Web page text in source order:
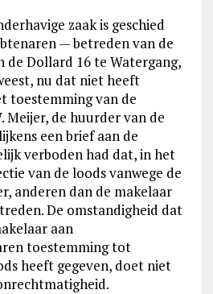
zaak is geschied
— betreden van de
de Dollard 16 te Watergang,
nu dat niet heeft
toestemming van de
Meijer, de huurder van de
een brief aan de
verboden had dat, in het
van de loods vanwege de
anderen dan de makelaar
De omstandigheid dat
aan
toestemming tot
heeft gegeven, doet niet